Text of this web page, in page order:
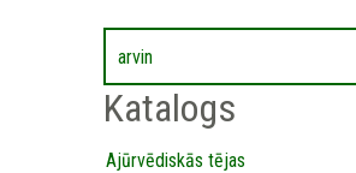
Katalogs
Ajūrvēdiskās tējas